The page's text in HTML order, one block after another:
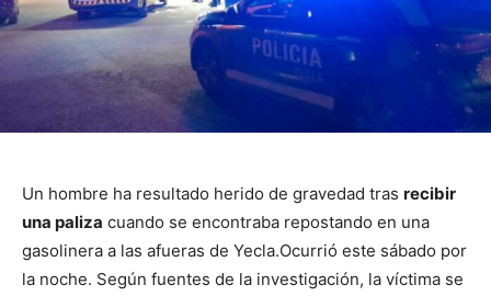
Un hombre ha resultado herido de gravedad tras recibir
una paliza cuando se encontraba repostando en una
gasolinera a las afueras de Yecla.Ocurrió este sábado por
la noche. Según fuentes de la investigación, la víctima se